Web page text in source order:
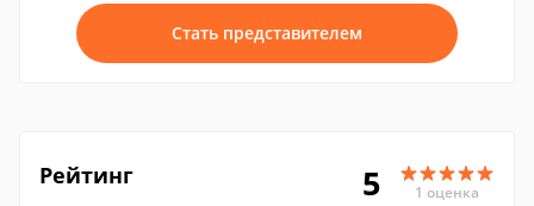
Стать представителем
Рейтинг 5 1 оценка